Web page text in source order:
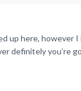
up here, however
definitely you’re